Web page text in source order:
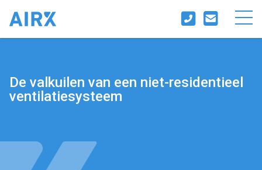
De valkuilen van een niet-residentieel
ventilatiesysteem